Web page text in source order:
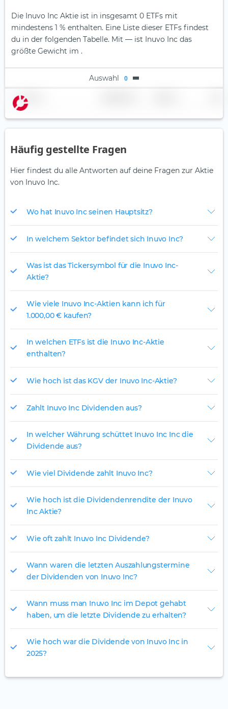
Die Inuvo Inc Aktie ist in insgesamt 0 ETFs mit
mindestens 1 % enthalten. Eine Liste dieser ETFs findest
du in der folgenden Tabelle. Mit — ist Inuvo Inc das
größte Gewicht im .
Auswahl 0
Name
Häufig gestellte Fragen
Hier findest du alle Antworten auf deine Fragen zur Aktie
von Inuvo Inc.
Wo hat Inuvo Inc seinen Hauptsitz?
In welchem Sektor befindet sich Inuvo Inc?
Was ist das Tickersymbol für die Inuvo Inc-
Aktie?
Wie viele Inuvo Inc-Aktien kann ich für
1.000,00 € kaufen?
In welchen ETFs ist die Inuvo Inc-Aktie
enthalten?
Wie hoch ist das KGV der Inuvo Inc-Aktie?
Zahlt Inuvo Inc Dividenden aus?
In welcher Währung schüttet Inuvo Inc Inc die
Dividende aus?
Wie viel Dividende zahlt Inuvo Inc?
Wie hoch ist die Dividendenrendite der Inuvo
Inc Aktie?
Wie oft zahlt Inuvo Inc Dividende?
Wann waren die letzten Auszahlungstermine
der Dividenden von Inuvo Inc?
Wann muss man Inuvo Inc im Depot gehabt
haben, um die letzte Dividende zu erhalten?
Wie hoch war die Dividende von Inuvo Inc in
2025?